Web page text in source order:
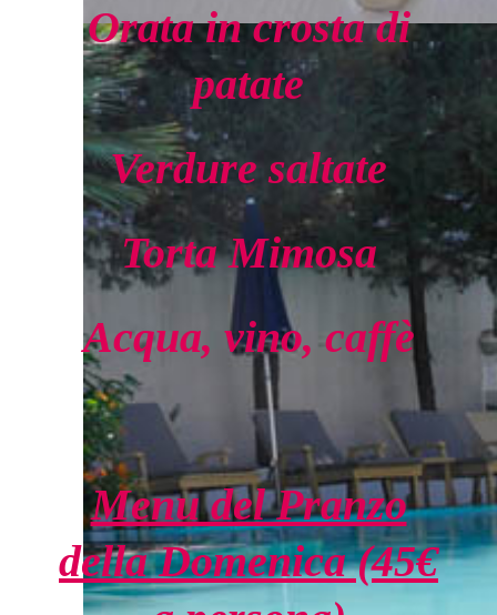
Orata in crosta di
patate
Verdure saltate
Torta Mimosa
Acqua, vino, caffè
Menu del Pranzo
dellaDomenica (45€